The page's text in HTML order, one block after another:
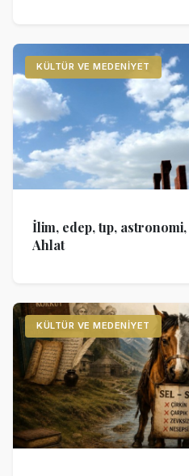
KÜLTÜR VE MEDENIYET
İlim, edep, tıp,
Ahlat
KÜLTÜR VE MEDENIYET